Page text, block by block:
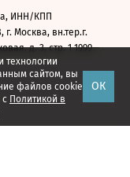
технологии
сайтом, вы
файлов cookie
с Политикой в
ОК
ИНН/КПП
г. Москва, вн.тер.г.
д. 3, стр. 1 1999—